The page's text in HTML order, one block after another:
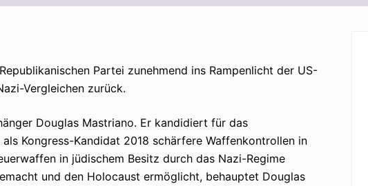
Partei zunehmend ins Rampenlicht der US-
Vergleichen zurück.
Douglas Mastriano. Er kandidiert für das
Kongress-Kandidat 2018 schärfere Waffenkontrollen in
in jüdischem Besitz durch das Nazi-Regime
und den Holocaust ermöglicht, behauptet Douglas